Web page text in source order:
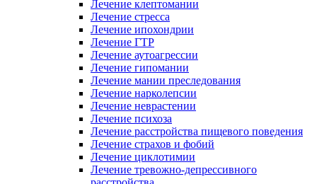
Лечение клептомании
Лечение стресса
Лечение ипохондрии
Лечение ГТР
Лечение аутоагрессии
Лечение гипомании
Лечение мании преследования
Лечение нарколепсии
Лечение неврастении
Лечение психоза
Лечение расстройства пищевого поведения
Лечение страхов и фобий
Лечение циклотимии
Лечение тревожно-депрессивного